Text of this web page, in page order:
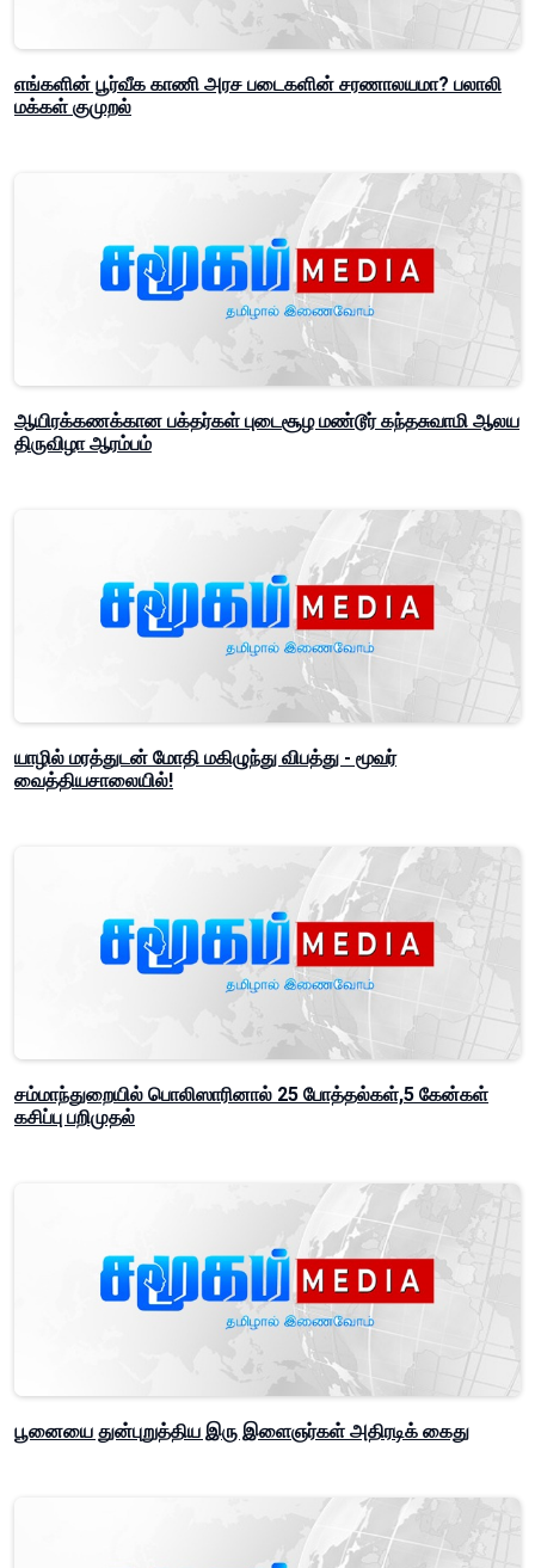
எங்களின் பூர்வீக காணி அரச படைகளின் சரணாலயமா? பலாலி
மக்கள் குமுறல்
ஆயிரக்கணக்கான பக்தர்கள் புடைசூழ மண்டூர் கந்தசுவாமி ஆலய
திருவிழா ஆரம்பம்
யாழில் மரத்துடன் மோதி மகிழுந்து விபத்து - மூவர்
வைத்தியசாலையில்!
சம்மாந்துறையில் பொலிஸாரினால் 25 போத்தல்கள்,5 கேன்கள்
கசிப்பு பறிமுதல்
பூனையை துன்புறுத்திய இரு இளைஞர்கள் அதிரடிக் கைது